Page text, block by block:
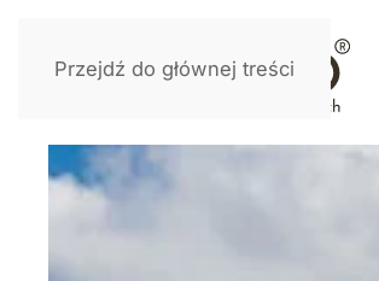
Przejdź do głównej treści